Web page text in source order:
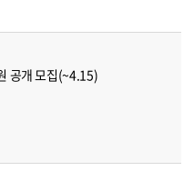
공개 모집(~4.15)